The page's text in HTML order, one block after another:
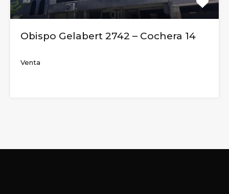
Obispo Gelabert 2742 – Cochera 14
Venta